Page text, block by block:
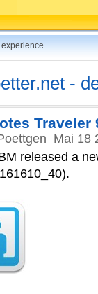
-
Traveler
Mai 18
released a